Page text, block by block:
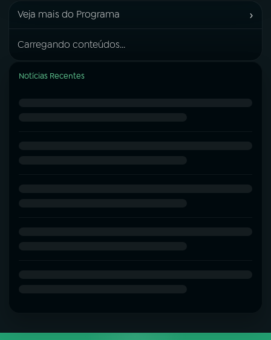
Veja mais do Programa ›
Carregando conteúdos...
Notícias Recentes